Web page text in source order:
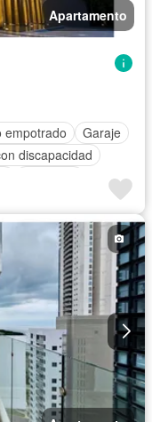
Apartamento
empotrado
Garaje
discapacidad
Agua Patio